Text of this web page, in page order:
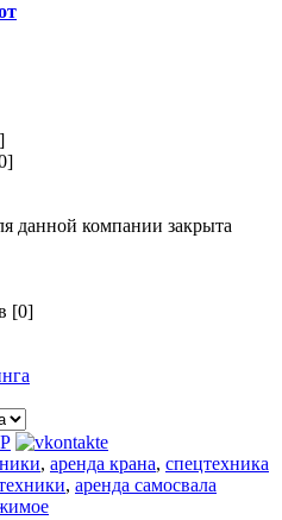
данной компании закрыта
[0]
, аренда крана, спецтехника
, аренда самосвала